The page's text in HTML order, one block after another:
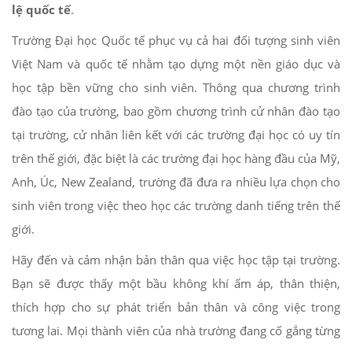
lệ quốc tế.
Trường Đại học Quốc tế phục vụ cả hai đối tượng sinh viên
Việt Nam và quốc tế nhằm tạo dựng một nền giáo dục và
học tập bền vững cho sinh viên. Thông qua chương trình
đào tạo của trường, bao gồm chương trình cử nhân đào tạo
tại trường, cử nhân liên kết với các trường đại học có uy tín
trên thế giới, đặc biệt là các trường đại học hàng đầu của Mỹ,
Anh, Úc, New Zealand, trường đã đưa ra nhiều lựa chọn cho
sinh viên trong việc theo học các trường danh tiếng trên thế
giới.
Hãy đến và cảm nhận bản thân qua việc học tập tại trường.
Bạn sẽ được thấy một bầu không khí ấm áp, thân thiện,
thích hợp cho sự phát triển bản thân và công việc trong
tương lai. Mọi thành viên của nhà trường đang cố gắng từng